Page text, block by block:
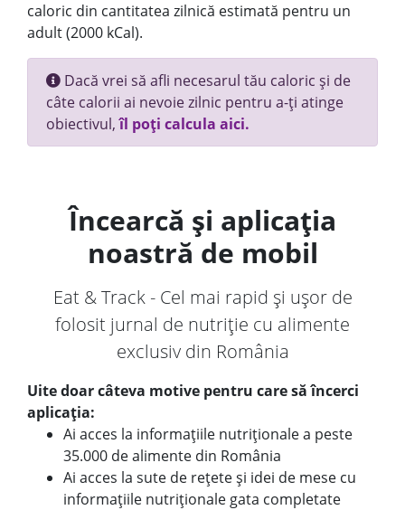
caloric din cantitatea zilnică estimată pentru un
adult (2000 kCal).
Dacă vrei să afli necesarul tău caloric și de
câte calorii ai nevoie zilnic pentru a-ți atinge
obiectivul,îl poți calcula aici.
Încearcă și aplicația
noastră de mobil
Eat & Track - Cel mai rapid și ușor de
folosit jurnal de nutriție cu alimente
exclusiv din România
Uite doar câteva motive pentru care să încerci
aplicația:
Ai acces la informațiile nutriționale a peste
35.000 de alimente din România
Ai acces la sute de rețete și idei de mese cu
informațiile nutriționale gata completate